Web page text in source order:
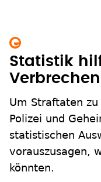
Statistik
Um Straftaten
Polizei und
statistischen
vorauszusagen,
könnten.